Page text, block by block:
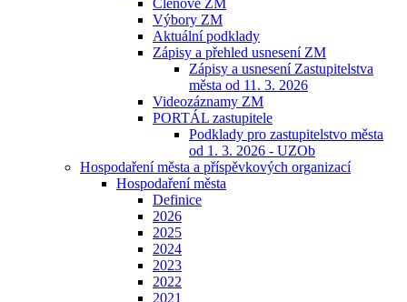
Členové ZM
Výbory ZM
Aktuální podklady
Zápisy a přehled usnesení ZM
Zápisy a usnesení Zastupitelstva
města od 11. 3. 2026
Videozáznamy ZM
PORTÁL zastupitele
Podklady pro zastupitelstvo města
od 1. 3. 2026 - UZOb
Hospodaření města a příspěvkových organizací
Hospodaření města
Definice
2026
2025
2024
2023
2022
2021